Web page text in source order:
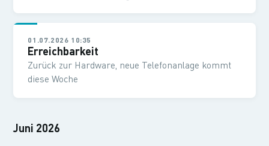
01.07.2026 10:35
Erreichbarkeit
Zurück zur Hardware, neue Telefonanlage kommt
diese Woche
Juni 2026